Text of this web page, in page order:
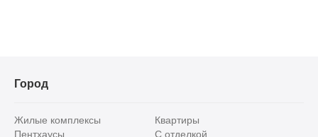
Город
Жилые комплексы
Квартиры
Пентхаусы
С отделкой